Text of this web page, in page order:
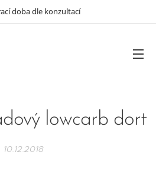
doba dle konzultací
lowcarb dort
10.12.2018